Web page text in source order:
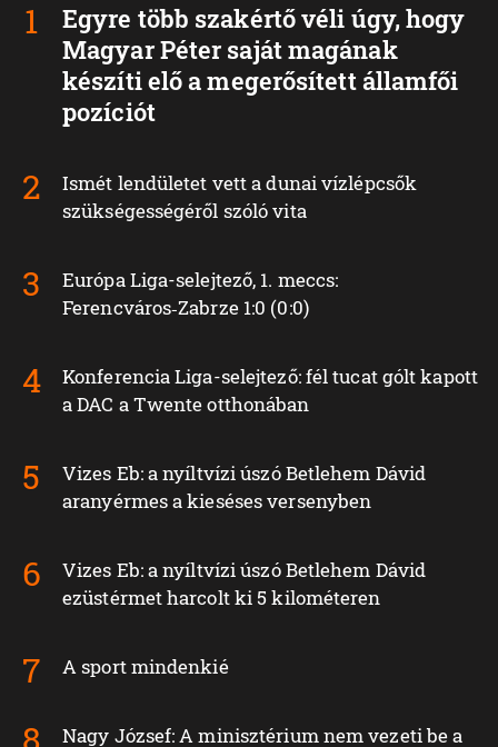
Egyre több szakértő véli úgy, hogy
Magyar Péter saját magának
készíti elő a megerősített államfői
pozíciót
Ismét lendületet vett a dunai vízlépcsők
szükségességéről szóló vita
Európa Liga-selejtező, 1. meccs:
Ferencváros‑Zabrze 1:0 (0:0)
Konferencia Liga-selejtező: fél tucat gólt kapott
a DAC a Twente otthonában
Vizes Eb: a nyíltvízi úszó Betlehem Dávid
aranyérmes a kieséses versenyben
Vizes Eb: a nyíltvízi úszó Betlehem Dávid
ezüstérmet harcolt ki 5 kilométeren
A sport mindenkié
Nagy József: A minisztérium nem vezeti be a